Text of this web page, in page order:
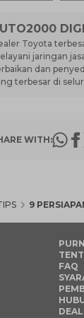
Toyota
jaringan
dan
terbesar di
WITH:
9
FAQ